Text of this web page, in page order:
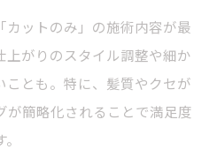
カットのみ」の施術内容が最
上がりのスタイル調整や細か
ことも。特に、髪質やクセが
が簡略化されることで満足度